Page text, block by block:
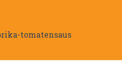
tomatensaus